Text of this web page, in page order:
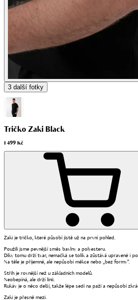
3 další fotky
Tričko Zaki Black
1 499 Kč
Zaki je tričko, které působí jistě už na první pohled.
Použili jsme pevnější směs bavlny a polyesteru.
Díky tomu drží tvar, nemačká se tolik a zůstává upravené i
Na těle je příjemné, ale nepůsobí měkce nebo „bez formy“.
Střih je rovnější než u základních modelů.
Neobepíná, ale drží linii.
Rukáv je o něco delší, takže lépe sedí na paži a nepůsobí
Zaki je přesně mezi.